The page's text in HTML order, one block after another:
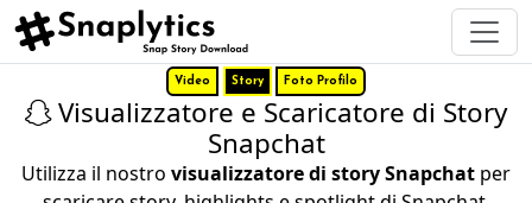
Video Story Foto Profilo
Visualizzatore e Scaricatore di Story
Snapchat
Utilizza il nostro visualizzatore di story Snapchat per